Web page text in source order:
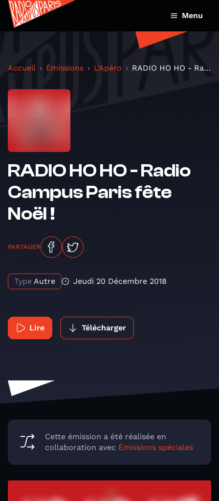
Menu
Accueil Émissions L'Apéro RADIO HO HO - Radio Campus Paris fête Noël !
RADIO HO HO - Radio
Campus Paris fête
Noël !
PARTAGER
Type Autre Jeudi 20 Décembre 2018
Lire Télécharger
Cette émission a été réalisée en
collaboration avec Émissions spéciales